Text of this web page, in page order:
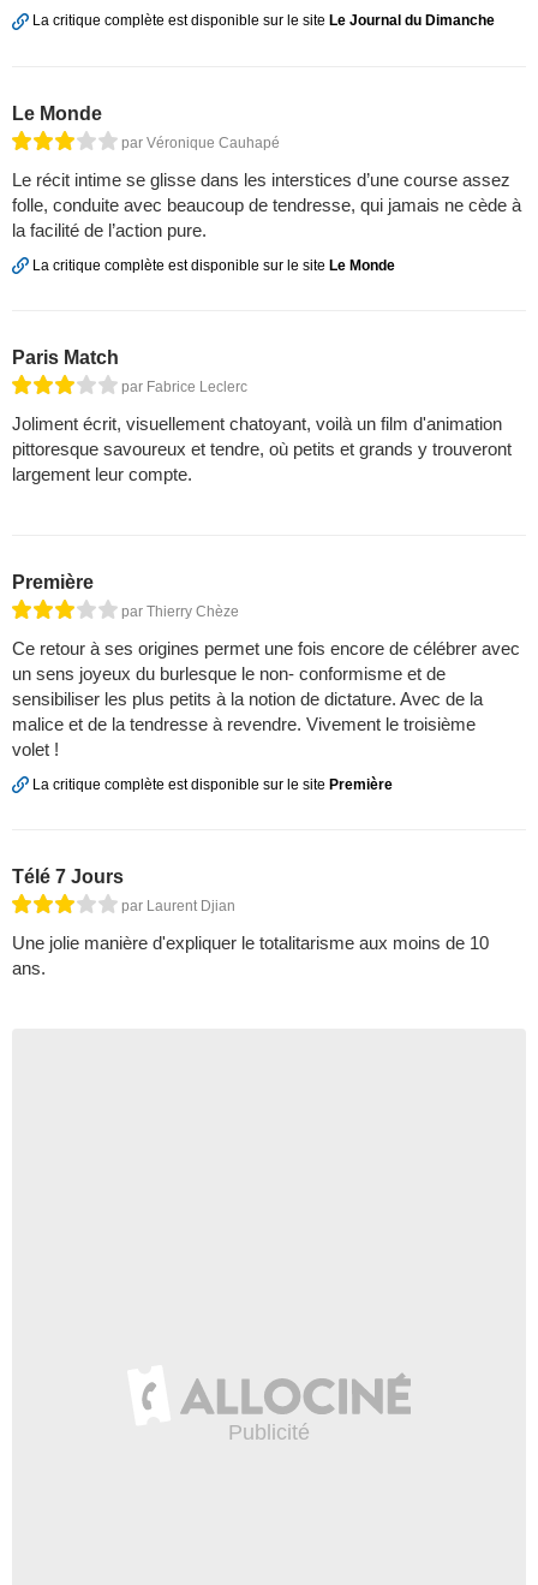
La critique complète est disponible sur le site Le Journal du Dimanche
Le Monde
par Véronique Cauhapé
Le récit intime se glisse dans les interstices d’une course assez
folle, conduite avec beaucoup de tendresse, qui jamais ne cède à
la facilité de l’action pure.
La critique complète est disponible sur le site Le Monde
Paris Match
par Fabrice Leclerc
Joliment écrit, visuellement chatoyant, voilà un film d'animation
pittoresque savoureux et tendre, où petits et grands y trouveront
largement leur compte.
Première
par Thierry Chèze
Ce retour à ses origines permet une fois encore de célébrer avec
un sens joyeux du burlesque le non- conformisme et de
sensibiliser les plus petits à la notion de dictature. Avec de la
malice et de la tendresse à revendre. Vivement le troisième
volet !
La critique complète est disponible sur le site Première
Télé 7 Jours
par Laurent Djian
Une jolie manière d'expliquer le totalitarisme aux moins de 10
ans.